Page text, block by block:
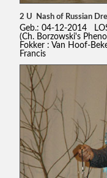
2 U Nash of Russian
Geb.: 04-12-2014
(Ch. Borzowski's
Fokker : Van Hoof-
Francis